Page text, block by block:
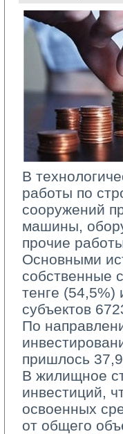
В
работы по
сооружений
машины,
прочие
Основными
собственные
тенге (54,5%)
субъектов
По
пришлось
В жилищное
инвестиций,
освоенных
от общего